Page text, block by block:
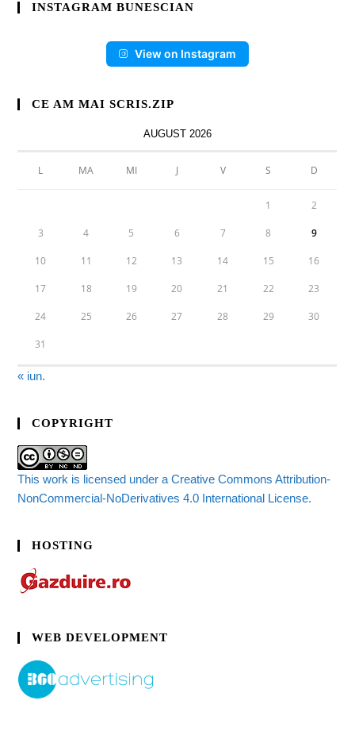
INSTAGRAM BUNESCIAN
View on Instagram
CE AM MAI SCRIS.ZIP
AUGUST 2026
L MA MI J V S D
1 2
3 4 5 6 7 8 9
10 11 12 13 14 15 16
17 18 19 20 21 22 23
24 25 26 27 28 29 30
31
« iun.
COPYRIGHT
This work is licensed under a Creative Commons Attribution-
NonCommercial-NoDerivatives 4.0 International License.
HOSTING
WEB DEVELOPMENT